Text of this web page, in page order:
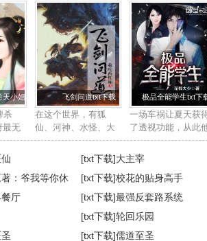
天小姐txt下载
杀
最无
身
殿
霸
无
知她
飞剑问道txt下载
在这个世界，有狐
仙、河神、水怪、大
妖，也有求长生的修
行者。 修行者们， 开
法眼，可看妖魔鬼
怪。 炼一口飞剑，可
千里杀敌。 ...
极品全能学生txt下
一场车祸让夏天获
了透视功能，从此
踏上了一条与众不
的道路。 打篮球？一
个挑五个。 围棋国
手？让你三颗子。 鉴
宝，我...
[txt下载]大主宰
：爷我等你休
[txt下载]校花的贴身高手
厅 [txt下载]最强反套路系统
[txt下载]轮回乐园
[txt下载]儒道至圣